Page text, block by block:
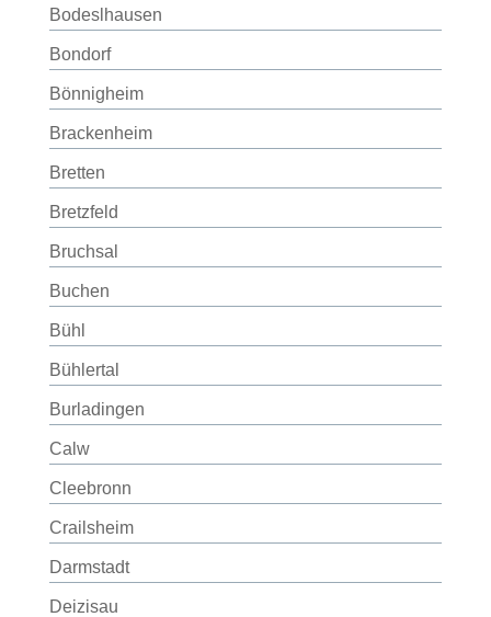
Bodeslhausen
Bondorf
Bönnigheim
Brackenheim
Bretten
Bretzfeld
Bruchsal
Buchen
Bühl
Bühlertal
Burladingen
Calw
Cleebronn
Crailsheim
Darmstadt
Deizisau